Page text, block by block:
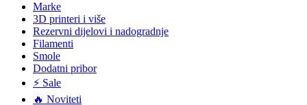
Marke
3D printeri i više
Rezervni dijelovi i nadogradnje
Filamenti
Smole
Dodatni pribor
⚡ Sale
🔥 Noviteti